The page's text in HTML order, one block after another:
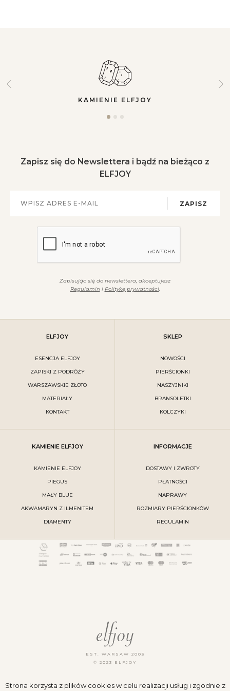
Strona korzysta z plików cookies w celu realizacji usług i zgodnie z
KAMIENIE ELFJOY
Zapisz się do Newslettera i bądź na bieżąco z
ELFJOY
ZAPISZ
Zapisując się do newslettera, akceptujesz
Regulamin i Politykę prywatności.
ELFJOY
ESENCJA ELFJOY
ZAPISKI Z PODRÓŻY
WARSZAWSKIE ZŁOTO
MATERIAŁY
KONTAKT
SKLEP
NOWOŚCI
PIERŚCIONKI
NASZYJNIKI
BRANSOLETKI
KOLCZYKI
KAMIENIE ELFJOY
KAMIENIE ELFJOY
PIEGUS
MAŁY BLUE
AKWAMARYN Z ILMENITEM
DIAMENTY
INFORMACJE
DOSTAWY I ZWROTY
PŁATNOŚCI
NAPRAWY
ROZMIARY PIERŚCIONKÓW
REGULAMIN
© 2023 ELFJOY
EST. WARSAW 2003